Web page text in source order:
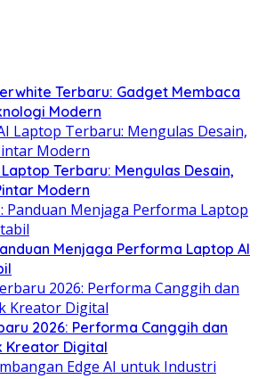
Terbaru: Gadget Membaca
Modern
Laptop Terbaru: Mengulas Desain,
Modern
Menjaga Performa Laptop AI
2026: Performa Canggih dan
Kreator Digital